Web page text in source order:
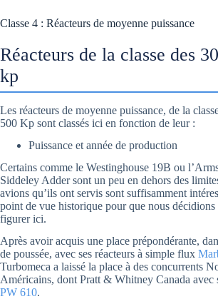
Classe 4 : Réacteurs de moyenne puissance
Réacteurs de la classe des
kp
Les réacteurs de moyenne puissance, de la
500 Kp sont classés ici en fonction de leur :
Puissance et année de production
Certains comme le Westinghouse 19B ou
Siddeley Adder sont un peu en dehors des
avions qu’ils ont servis sont suffisamment
point de vue historique pour que nous décidions
figurer ici.
Après avoir acquis une place prépondérante,
de poussée, avec ses réacteurs à simple flux
Turbomeca a laissé la place à des concurrents
Américains, dont Pratt & Whitney Canada avec
PW 610.